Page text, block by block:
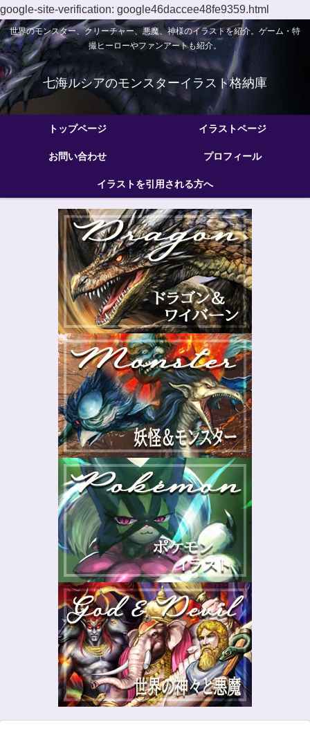
google-site-verification: google46daccee48fe9359.html
世界のモンスター、クリーチャー、悪魔、神様のイラストを紹介。ゲーム・特
撮ヒーローやファンアートも紹介。
七海ルシアのモンスターイラスト格納庫
トップページ イラストページ
お問い合わせ プロフィール
イラストを引用される方へ